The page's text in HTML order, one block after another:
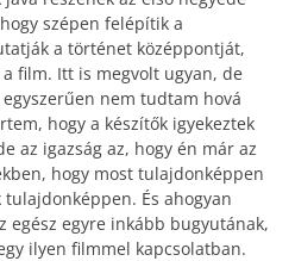
szépen felépítik a
a történet középpontját,
film. Itt is megvolt ugyan, de
nem tudtam hová
hogy a készítők igyekeztek
az igazság az, hogy én már az
hogy most tulajdonképpen
És ahogyan
egész egyre inkább bugyutának,
ilyen filmmel kapcsolatban.